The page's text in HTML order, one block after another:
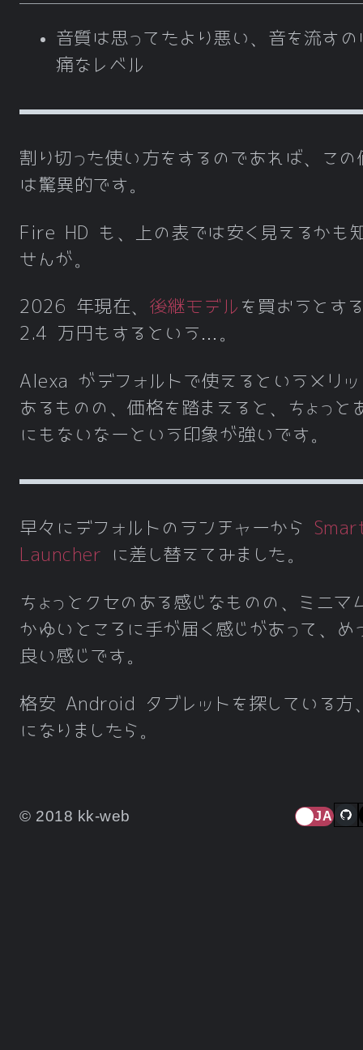
音質は思ってたより悪い、音を流すの
痛なレベル
割り切った使い方をするのであれば、この
は驚異的です。
Fire HD も、上の表では安く見えるかも
せんが。
2026 年現在、 後継モデル を買おうとす
2.4 万円もするという…。
Alexa がデフォルトで使えるというメリッ
あるものの、価格を踏まえると、ちょっと
にもないなーという印象が強いです。
早々にデフォルトのランチャーから
Launcher に差し替えてみました。
ちょっとクセのある感じなものの、ミニマ
かゆいところに手が届く感じがあって、め
良い感じです。
格安 Android タブレットを探している方
になりましたら。
© 2018 kk-web JA